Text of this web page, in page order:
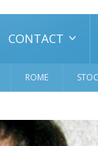
CONTACT
ROME